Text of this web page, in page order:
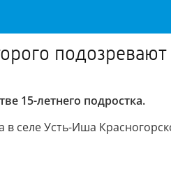
подозревают
15-летнего подростка.
селе Усть-Иша